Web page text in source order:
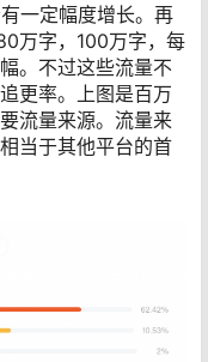
一定幅度增长。再
万字，100万字，每
。不过这些流量不
更率。上图是百万
流量来源。流量来
当于其他平台的​首